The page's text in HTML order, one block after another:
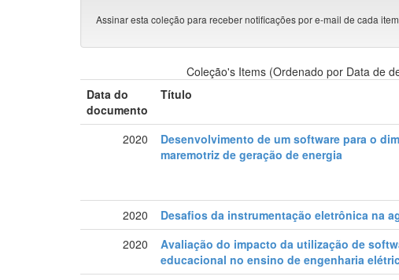
Assinar esta coleção para receber notificações por e-mail de cada
Coleção's Items (Ordenado por Data de
Data do
documento
Título
2020
Desenvolvimento de um software para o
maremotriz de geração de energia
2020 Desafios da instrumentação eletrônica na
2020
Avaliação do impacto da utilização de
educacional no ensino de engenharia